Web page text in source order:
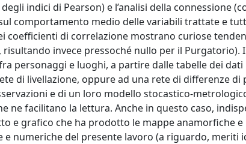
indici di Pearson) e l’analisi della connessione
sul comportamento medio delle variabili trattate e
coefficienti di correlazione mostrano curiose
risultando invece pressoché nullo per il Purgatorio).
personaggi e luoghi, a partire dalle tabelle dei
di livellazione, oppure ad una rete di differenze
e di un loro modello stocastico-
ne facilitano la lettura. Anche in questo caso,
e grafico che ha prodotto le mappe anamorfiche
e numeriche del presente lavoro (a riguardo,